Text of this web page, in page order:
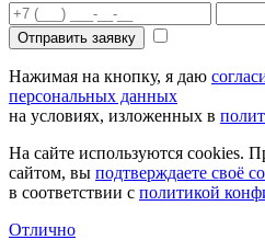
Отправить заявку
Нажимая на кнопку, я даю
персональных данных
на условиях, изложенных в
На сайте используются cookies.
сайтом, вы подтверждаете своё
в соответствии с политикой
Отлично